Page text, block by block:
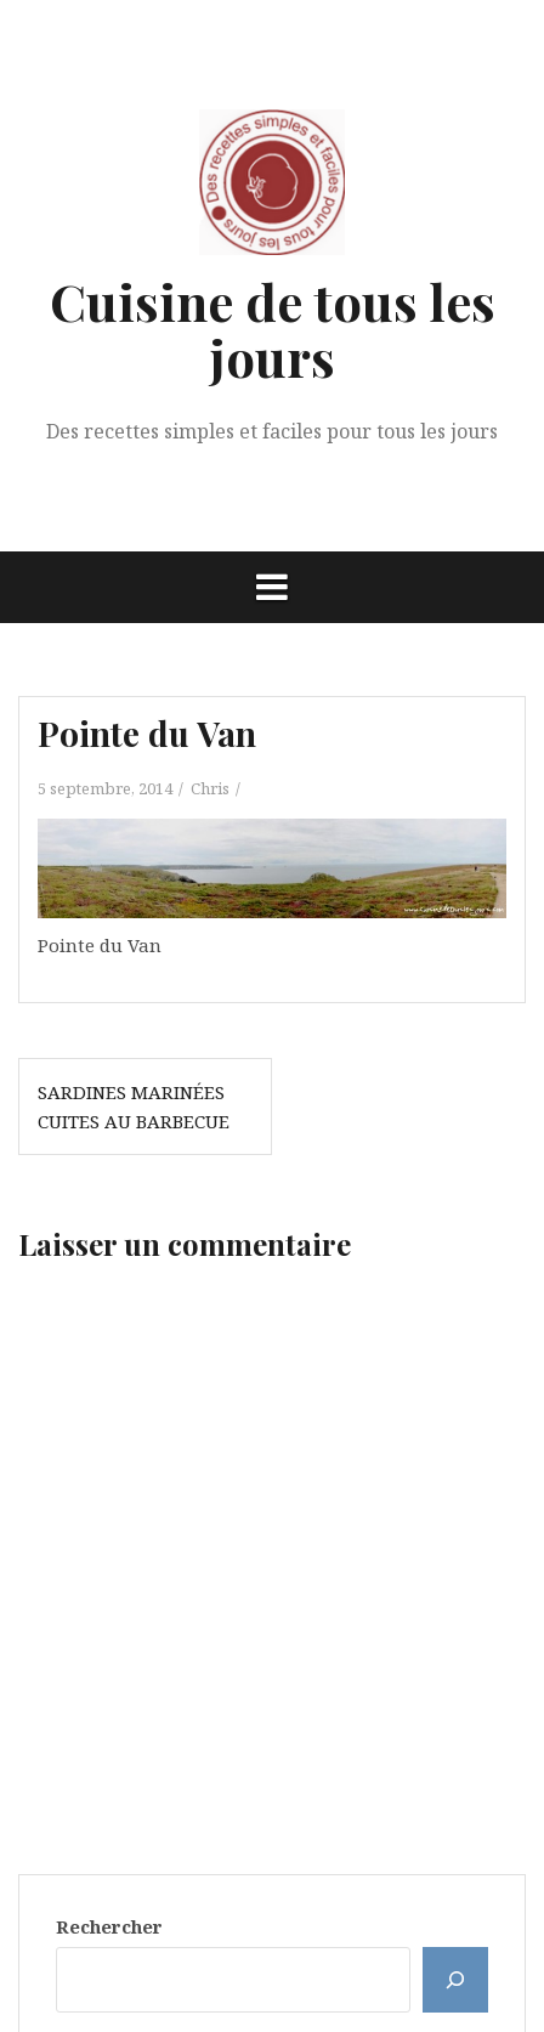
Cuisine de tous les
jours
Des recettes simples et faciles pour tous les jours
Pointe du Van
5 septembre, 2014 Chris
Pointe du Van
Navigation
de
l’article
SARDINES MARINÉES
CUITES AU BARBECUE
Laisser un commentaire
Rechercher